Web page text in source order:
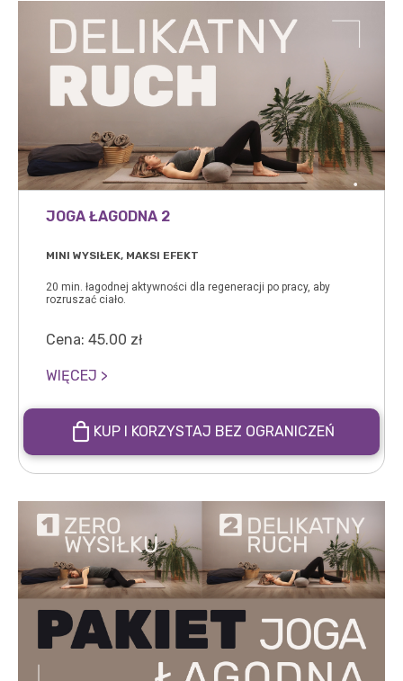
JOGA ŁAGODNA 2
MINI WYSIŁEK, MAKSI EFEKT
20 min. łagodnej aktywności dla regeneracji po pracy, aby
rozruszać ciało.
Cena: 45.00 zł
WIĘCEJ >
KUP I KORZYSTAJ BEZ OGRANICZEŃ